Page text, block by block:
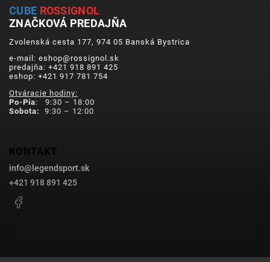
CUBE ROSSIGNOL
ZNAČKOVÁ PREDAJŇA
Zvolenská cesta 177, 974 05 Banská Bystrica
e-mail: eshop@rossignol.sk
predajňa: +421 918 891 425
eshop: +421 917 781 754
Otváracie hodiny:
Po-Pia: 9:30 – 18:00
Sobota:
9:30 – 12:00
KONTAKT
info@ legendsport.sk
+421 918 891 425